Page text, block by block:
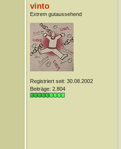
vinto
Extrem gutaussehend
Registriert seit: 30.08.2002
Beiträge: 2.804